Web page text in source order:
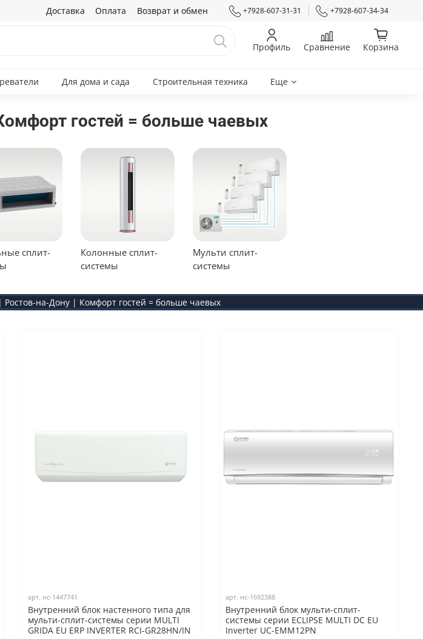
Доставка Оплата Возврат и обмен +7928-607-31-31 +7928-607-34-34
Профиль Сравнение Корзина
Для дома и сада Строительная техника Еще
гостей = больше чаевых
сплит-
Колонные сплит-
системы
Мульти сплит-
системы
на-Дону | Комфорт гостей = больше чаевых
арт. нс-1447741
Внутренний блок настенного типа для
мульти-сплит-системы серии MULTI
GRIDA EU ERP INVERTER RCI-GR28HN/IN
арт. нс-1692388
Внутренний блок мульти-сплит-
системы серии ECLIPSE MULTI DC EU
Inverter UC-EMM12PN